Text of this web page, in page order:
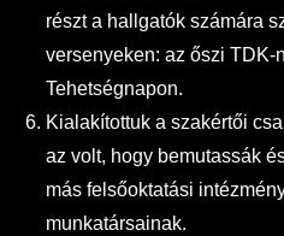
részt a hallgatók számára
versenyeken: az őszi TDK-
Tehetségnapon.
Kialakítottuk a szakértői
az volt, hogy bemutassák
más felsőoktatási
munkatársainak.